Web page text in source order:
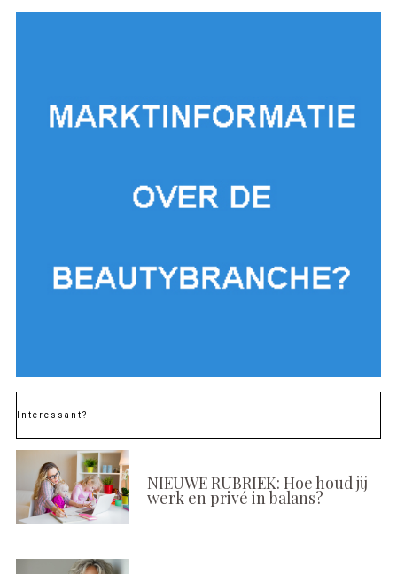
Interessant?
NIEUWE RUBRIEK: Hoe houd jij
werk en privé in balans?